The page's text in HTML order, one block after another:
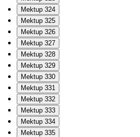
Mektup 324
Mektup 325
Mektup 326
Mektup 327
Mektup 328
Mektup 329
Mektup 330
Mektup 331
Mektup 332
Mektup 333
Mektup 334
Mektup 335